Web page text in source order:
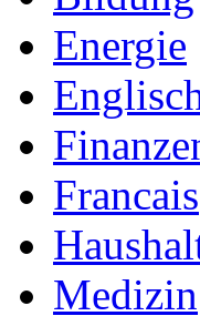
Energie
Francais
Medizin